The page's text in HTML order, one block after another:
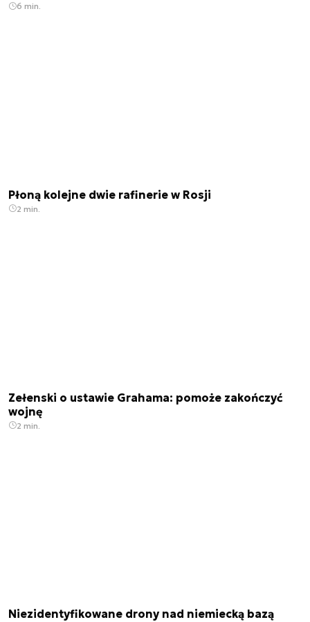
6 min.
Płoną kolejne dwie rafinerie w Rosji
2 min.
Zełenski o ustawie Grahama: pomoże zakończyć
wojnę
2 min.
Niezidentyfikowane drony nad niemiecką bazą